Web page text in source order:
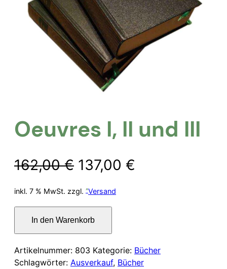
Oeuvres I, II und III
162,00€ Ursprünglicher
Preis
war:
162,00 €
137,00 €
inkl. 7 % MwSt. zzgl. Versand
II
und
III
In den Warenkorb
Artikelnummer: 803 Kategorie: Bücher
Schlagwörter: Ausverkauf, Bücher